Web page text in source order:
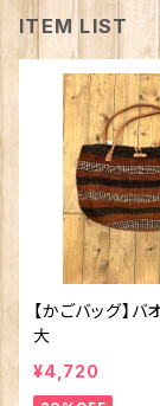
ITEM LIST
【かごバッグ】バ
大
¥4,720